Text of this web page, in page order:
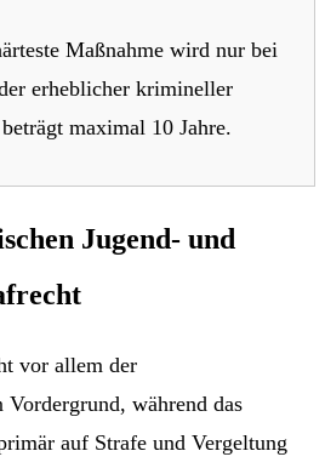
Maßnahme wird nur bei
erheblicher krimineller
maximal 10 Jahre.
Jugend- und
vor allem der
Vordergrund, während das
auf Strafe und Vergeltung